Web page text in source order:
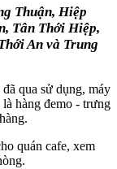
Thuận, Hiệp
Tân Thới Hiệp,
An và Trung
qua sử dụng, máy
hàng đemo - trưng
quán cafe, xem